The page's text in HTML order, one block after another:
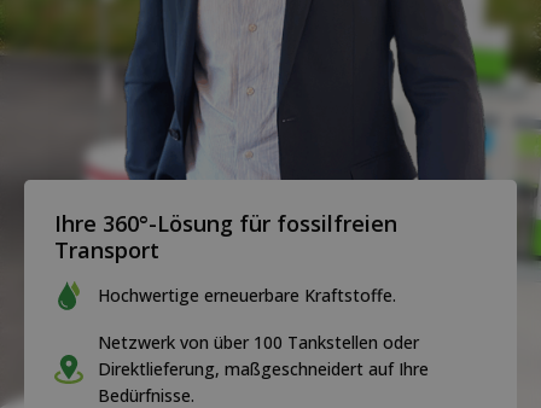
Ihre 360°-Lösung für fossilfreien
Transport
Hochwertige erneuerbare Kraftstoffe.
Netzwerk von über 100 Tankstellen oder
Direktlieferung, maßgeschneidert auf Ihre
Bedürfnisse.